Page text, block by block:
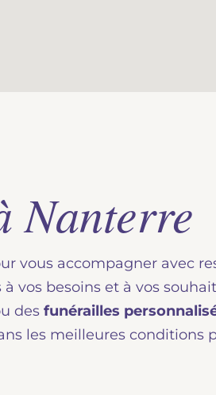
Nanterre
vous accompagner avec
vos besoins et à vos
des funérailles
les meilleures conditions